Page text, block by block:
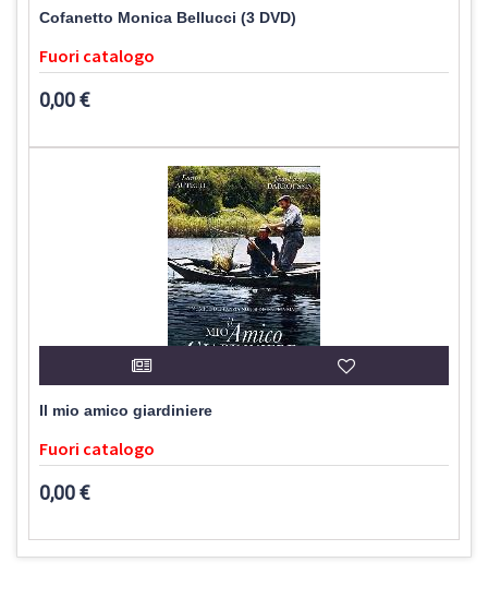
Cofanetto Monica Bellucci (3 DVD)
Fuori catalogo
0,00 €
Il mio amico giardiniere
Fuori catalogo
0,00 €